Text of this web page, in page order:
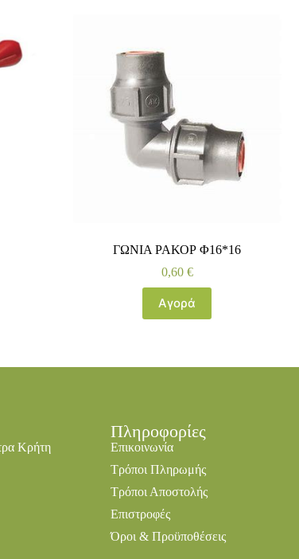
ΓΩΝΙΑ ΡΑΚΟΡ Φ16*16
0,60 €
Αγορά
Κρήτη
Πληροφορίες
Επικοινωνία
Τρόποι Πληρωμής
Τρόποι Αποστολής
Επιστροφές
Όροι & Προϋποθέσεις